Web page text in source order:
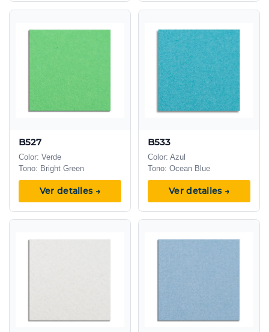
B527
Color: Verde
Tono: Bright Green
Ver detalles →
B533
Color: Azul
Tono: Ocean Blue
Ver detalles →